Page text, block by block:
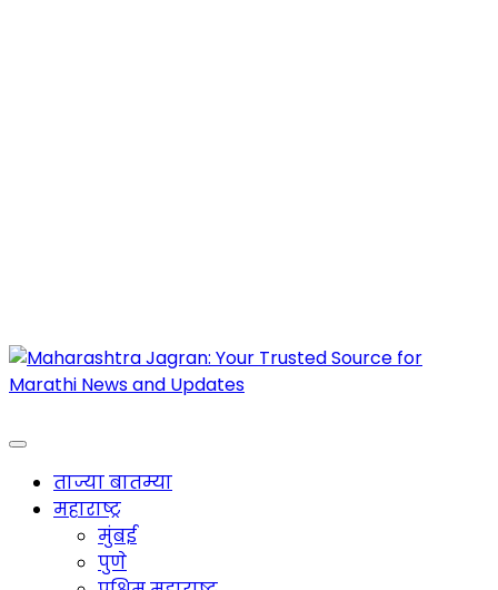
Maharashtra Jagran : Your Trusted Companion
ताज्या बातम्या
महाराष्ट्र
मुंबई
पुणे